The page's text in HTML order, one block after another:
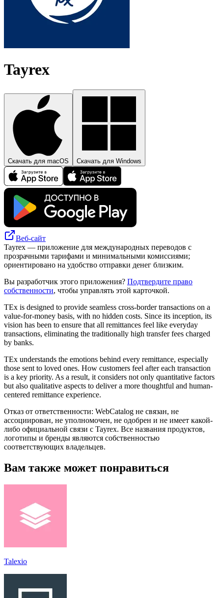
Tayrex
Скачать для macOS Скачать для Windows
Веб-сайт
Tayrex — приложение для международных переводов с
прозрачными тарифами и минимальными комиссиями;
ориентировано на удобство отправки денег близким.
Вы разработчик этого приложения? Подтвердите право
собственности, чтобы управлять этой карточкой.
TEx is designed to provide seamless cross-border transactions on a
value-for-money basis, with no hidden costs. Since its inception, its
vision has been to ensure that all remittances feel like everyday
transactions, eliminating the traditionally high transfer fees charged
by banks.
TEx understands the emotions behind every remittance, especially
those sent to loved ones. How customers feel after each transaction
is a key priority. As a result, it considers not only quantitative factors
but also qualitative aspects to deliver a more thoughtful and human-
centered remittance experience.
Отказ от ответственности: WebCatalog не связан, не
ассоциирован, не уполномочен, не одобрен и не имеет какой-
либо официальной связи с Tayrex. Все названия продуктов,
логотипы и бренды являются собственностью
соответствующих владельцев.
Вам также может понравиться
Talexio